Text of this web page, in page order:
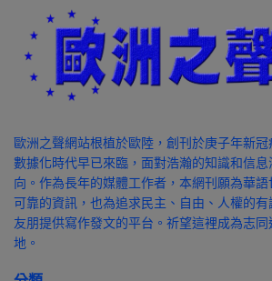
歐洲之聲網站根植於歐陸，創刊於庚子年新冠
數據化時代早已來臨，面對浩瀚的知識和信
向。作為長年的媒體工作者，本網刊願為華
可靠的資訊，也為追求民主、自由、人權的
友朋提供寫作發文的平台。祈望這裡成為志
地。